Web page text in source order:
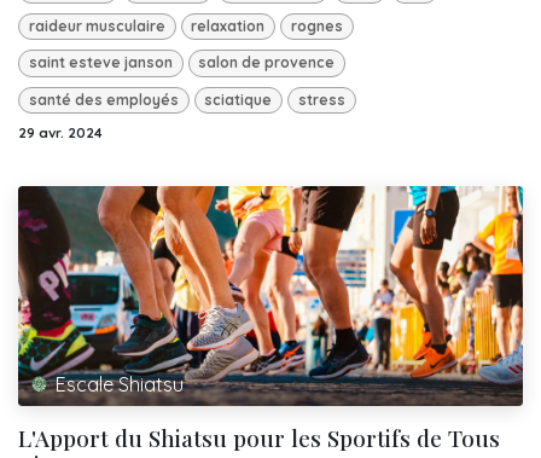
raideur musculaire relaxation rognes
saint esteve janson salon de provence
santé des employés sciatique stress
29 avr. 2024
Escale Shiatsu
L'Apport du Shiatsu pour les Sportifs de Tous